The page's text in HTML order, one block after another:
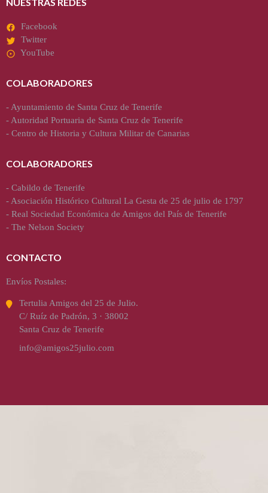
Facebook
Twitter
YouTube
COLABORADORES
- Ayuntamiento de Santa Cruz de Tenerife
- Autoridad Portuaria de Santa Cruz de Tenerife
- Centro de Historia y Cultura Militar de Canarias
COLABORADORES
- Cabildo de Tenerife
- Asociación Histórico Cultural La Gesta de 25 de julio de 1797
- Real Sociedad Económica de Amigos del País de Tenerife
- The Nelson Society
CONTACTO
Envíos Postales:
Tertulia Amigos del 25 de Julio.
C/ Ruíz de Padrón, 3 · 38002
Santa Cruz de Tenerife
info@amigos25julio.com